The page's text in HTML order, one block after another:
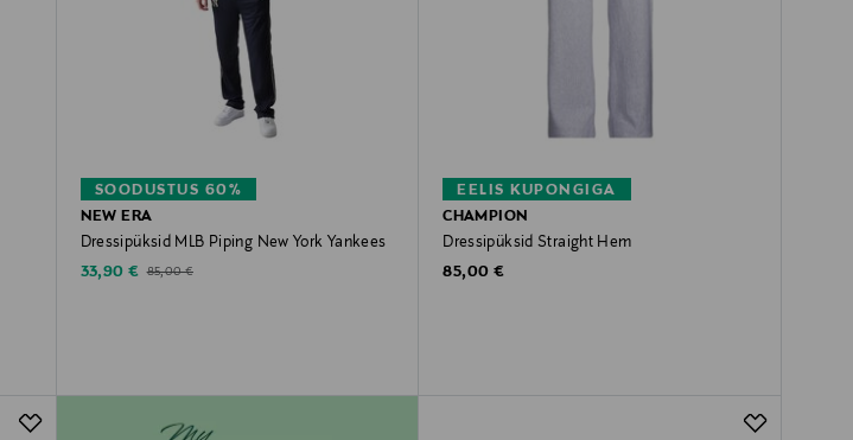
SOODUSTUS 60%
NEW ERA
Dressipüksid MLB Piping New York Yankees
Discounted Price
33,90 € Original Price
85,00 €
EELIS KUPONGIGA
CHAMPION
Dressipüksid Straight Hem
Original Price
85,00 €